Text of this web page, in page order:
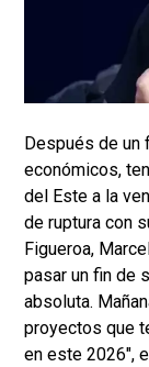
Después de un
económicos,
del Este a la
de ruptura con
Figueroa,
pasar un fin de
absoluta.
proyectos que
en este 2026",